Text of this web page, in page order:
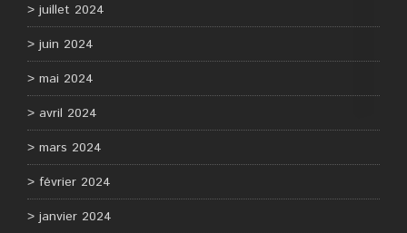
juillet 2024
juin 2024
mai 2024
avril 2024
mars 2024
février 2024
janvier 2024